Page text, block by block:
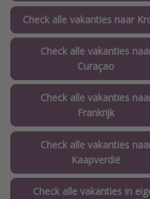
Check alle vakanties naar
Check alle vakanties
Curaçao
Check alle vakanties
Frankrijk
Check alle vakanties
Kaapverdië
Check alle vakanties in